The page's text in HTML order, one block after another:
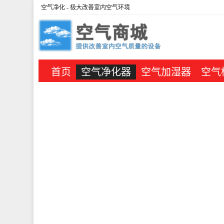
空气净化 - 极大改善室内空气环境
首页 空气净化器 空气加湿器 空气